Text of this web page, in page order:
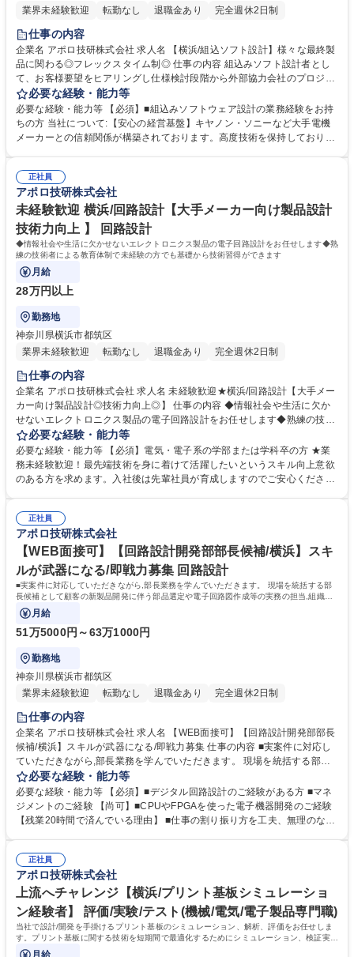
業界未経験歓迎
転勤なし 退職金あり 完全週休2日制
仕事の内容
企業名 アポロ技研株式会社 求人名 【横浜/組込ソフト設計】様々な最終製
品に関わる◎フレックスタイム制◎ 仕事の内容 組込みソフト設計者とし
て、お客様要望をヒアリングし仕様検討段階から外部協力会社のプロジェ
クト管理、納品までをお任せします。メーカーと異なり、一つの製品では
なく、様々な製品に携われるのが面白さです。 ★製品例…様々な業種のIo
T製品や、医療関連、民生品など多種多様。一つの製品だけではない面白
さがあります。 ■お客様の要望やニーズを踏まえた仕様検討、基本設計/原
分野を強化するためブラシレス、インバータ、サーボのモーター制御系経
験者を募集！ 募集職種 【横浜/組込ソフト設計】様々な最終製品に関わる
◎フレックスタイム制◎
必要な経験・能力等
必要な経験・能力等 【必須】■組込みソフトウェア設計の業務経験をお持
ちの方 当社について:【安心の経営基盤】キヤノン・ソニーなど大手電機
メーカーとの信頼関係が構築されております。高度技術を保持しており、
ころはお客様に選ばれている理由です。近年は電化製品の小型化も進んで
いる結果、電子部品や基板の需要度があがっております。 学歴・資格 学
歴：大学院 大学 高専 短大 専修学校 高校 語学力： 資格：
正社員
アポロ技研株式会社
未経験歓迎 横浜/回路設計【大手メーカー向け製品設計
技術力向上 】 回路設計
◆情報社会や生活に欠かせないエレクトロニクス製品の電子回路設計をお任せします◆熟
練の技術者による教育体制で未経験の方でも基礎から技術習得ができます
月給
28万円以上
勤務地
神奈川県横浜市都筑区
業界未経験歓迎
転勤なし 退職金あり 完全週休2日制
仕事の内容
企業名 アポロ技研株式会社 求人名 未経験歓迎★横浜/回路設計【大手メー
カー向け製品設計◎技術力向上◎】 仕事の内容 ◆情報社会や生活に欠か
せないエレクトロニクス製品の電子回路設計をお任せします◆熟練の技術
者による教育体制で未経験の方でも基礎から技術習得ができます ◆様々な
分野の製品開発を手掛けているため、多種多様な設計経験ができます◆設
計はチームで行うため、熟練者のサポートを受けながら成功体験ができま
す。 ≪具体的には≫ ◆通信インフラ機器◆産業機器◆医用機器の各種制
集職種 未経験歓迎★横浜/回路設計【大手メーカー向け製品設計◎技術力
向上◎】
必要な経験・能力等
必要な経験・能力等 【必須】電気・電子系の学部または学科卒の方 ★業
務未経験歓迎！最先端技術を身に着けて活躍したいというスキル向上意欲
のある方を求めます。入社後は先輩社員が育成しますのでご安心くださ
の中にまだない完成品に対する基板や電子部品を試作するところから提案
可能。少ロットや短納期の案件であっても対応ができ、小回りの利くとこ
ろはお客様に選ばれている理由です。近年は電化製品の小型化も進んでい
る結果、電子部品や基板の需要度があがっております。 学歴・資格 学
歴：大学院 大学 高専 短大 専修学校 高校 語学力： 資格：
正社員
アポロ技研株式会社
【WEB面接可】【回路設計開発部部長候補/横浜】スキ
ルが武器になる/即戦力募集 回路設計
■実案件に対応していただきながら,部長業務を学んでいただきます。 現場を統括する部
長候補として顧客の新製品開発に伴う部品選定や電子回路図作成等の実務の担当,組織の
マネジメント業務をお任せします。
月給
51万5000円～63万1000円
勤務地
神奈川県横浜市都筑区
業界未経験歓迎
転勤なし 退職金あり 完全週休2日制
仕事の内容
企業名 アポロ技研株式会社 求人名 【WEB面接可】【回路設計開発部部長
候補/横浜】スキルが武器になる/即戦力募集 仕事の内容 ■実案件に対応し
ていただきながら,部長業務を学んでいただきます。 現場を統括する部長
候補として顧客の新製品開発に伴う部品選定や電子回路図作成等の実務の
担当,組織のマネジメント業務をお任せします。 ≪具体的には≫ ■受託開
発案件の要件定義/顧客との関係性構築(受諾ニーズの把握,営業活動等)■プ
ロジェクトおよび案件の進捗管理 ■予実管理(売上･利益･KP等)■メンバー
客からの引き合い増加による組織強化になります。 募集職種 【WEB面接
可】【回路設計開発部部長候補/横浜】スキルが武器になる/即戦力募集
必要な経験・能力等
必要な経験・能力等 【必須】■デジタル回路設計のご経験がある方 ■マネ
ジメントのご経験 【尚可】■CPUやFPGAを使った電子機器開発のご経験
【残業20時間で済んでいる理由】 ■仕事の割り振り方を工夫、無理のない
正社員
アポロ技研株式会社
上流へチャレンジ【横浜/プリント基板シミュレーショ
ン経験者】 評価/実験/テスト(機械/電気/電子製品専門職)
当社で設計/開発を手掛けるプリント基板のシミュレーション、解析、評価をお任せしま
す。プリント基板に関する技術を短期間で最適化するためにシミュレーション、検証実
験、課題抽出、対策実行を行います。
月給